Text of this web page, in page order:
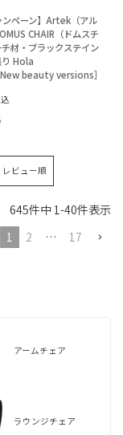
ンペーン】Artek（アル
CHAIR（ドムスチ
材・ブラックステイン
り Hola
beauty versions］
レビュー順
645件中 1-40件表示
1
2 … 17
アームチェア
ラウンジチェア